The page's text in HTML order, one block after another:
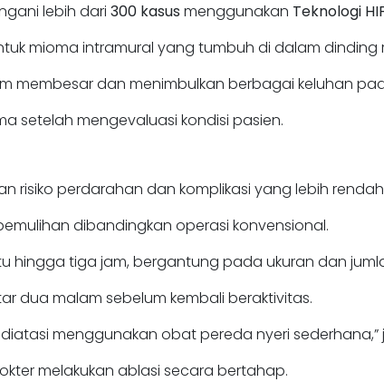
lebih dari 300 kasus menggunakan Teknologi
mioma intramural yang tumbuh di dalam dinding
membesar dan menimbulkan berbagai keluhan
setelah mengevaluasi kondisi pasien.
risiko perdarahan dan komplikasi yang lebih
dibandingkan operasi konvensional.
hingga tiga jam, bergantung pada ukuran dan
dua malam sebelum kembali beraktivitas.
menggunakan obat pereda nyeri sederhana,”
melakukan ablasi secara bertahap.